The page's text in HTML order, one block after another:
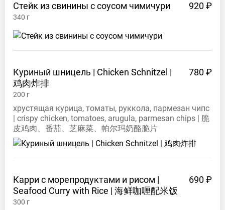
Стейк из свинины с соусом чимичури 920 ₽
340 г
Куриный шницель | Chicken Schnitzel |
鸡肉炸排
780 ₽
200 г
хрустящая курица, томаты, руккола, пармезан чипс
| crispy chicken, tomatoes, arugula, parmesan chips | 脆
皮鸡肉、番茄、芝麻菜、帕尔玛奶酪脆片
Карри с морепродуктами и рисом |
Seafood Curry with Rice | 海鲜咖喱配米饭
690 ₽
300 г